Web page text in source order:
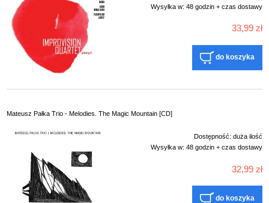
Wysyłka w: 48 godzin + czas dostawy
33,99 zł
do koszyka
Mateusz Pałka Trio - Melodies. The Magic Mountain [CD]
Dostępność: duża ilość
Wysyłka w: 48 godzin + czas dostawy
32,99 zł
do koszyka